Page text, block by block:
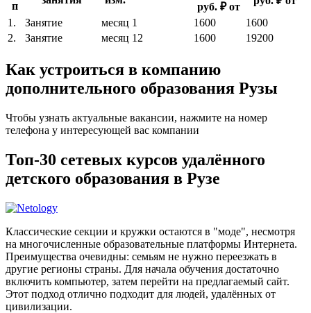
п
руб. ₽ от
1.
Занятие месяц 1 1600
1600
2.
Занятие месяц 12 1600 19200
Как устроиться в компанию
дополнительного образования Рузы
Чтобы узнать актуальные вакансии, нажмите на номер
телефона у интересующей вас компании
Топ-30 сетевых курсов удалённого
детского образования в Рузе
Классические секции и кружки остаются в "моде", несмотря
на многочисленные образовательные платформы Интернета.
Преимущества очевидны: семьям не нужно переезжать в
другие регионы страны. Для начала обучения достаточно
включить компьютер, затем перейти на предлагаемый сайт.
Этот подход отлично подходит для людей, удалённых от
цивилизации.